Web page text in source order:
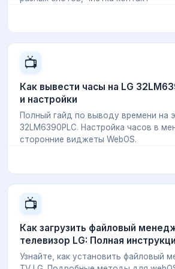
📺
Как вывести часы на LG
и настройки
Полный гайд по выводу времени на
32LM6390PLC. Настройка часов в
сторонние виджеты WebOS.
📺
Как загрузить файловый
телевизор LG: Полная
Узнайте, как установить файловый